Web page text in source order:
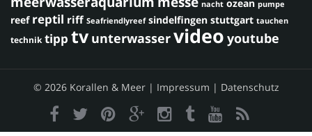
nacht ozean pumpe
reef reptil riff Seafriendlyreef sindelfingen stuttgart tauchen
technik tipp tv unterwasservideo youtube
© 2026 Korallen & Meer | Impressum | Datenschutz